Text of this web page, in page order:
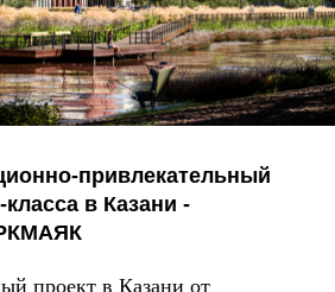
привлекательный
в Казани -
проект в Казани от